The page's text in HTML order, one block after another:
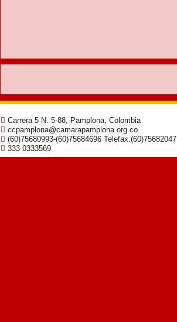
Carrera 5 N. 5-88, Pamplona, Colombia
ccpamplona@camarapamplona.org.co
(60)75680993-(60)75684696 Telefax:(60)75682047
333 0333569